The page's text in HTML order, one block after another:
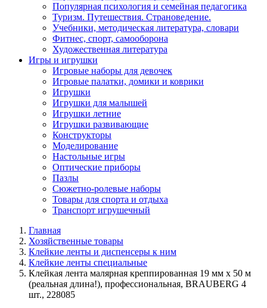
Популярная психология и семейная педагогика
Туризм. Путешествия. Страноведение.
Учебники, методическая литература, словари
Фитнес, спорт, самооборона
Художественная литература
Игры и игрушки
Игровые наборы для девочек
Игровые палатки, домики и коврики
Игрушки
Игрушки для малышей
Игрушки летние
Игрушки развивающие
Конструкторы
Моделирование
Настольные игры
Оптические приборы
Пазлы
Сюжетно-ролевые наборы
Товары для спорта и отдыха
Транспорт игрушечный
Главная
Хозяйственные товары
Клейкие ленты и диспенсеры к ним
Клейкие ленты специальные
Клейкая лента малярная креппированная 19 мм х 50 м
(реальная длина!), профессиональная, BRAUBERG 4
шт., 228085